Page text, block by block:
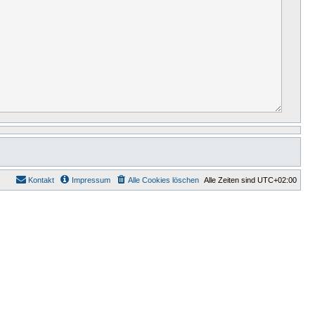
Alle Zeiten sind UTC+02:00
Alle Cookies löschen
Impressum
Kontakt